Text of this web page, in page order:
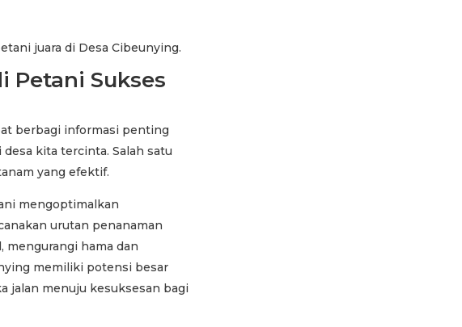
juara di Desa Cibeunying.
Petani Sukses
berbagi informasi penting
kita tercinta. Salah satu
yang efektif.
mengoptimalkan
urutan penanaman
mengurangi hama dan
memiliki potensi besar
jalan menuju kesuksesan bagi